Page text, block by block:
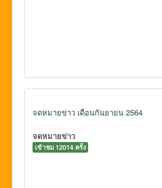
จดหมายข่าว เดือนกันยายน 2564
จดหมายข่าว
เข้าชม 12014 ครั้ง